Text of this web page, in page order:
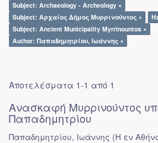
Subject: Archaeology - Archeology ×
Subject: Αρχαίος Δήμος Μυρρινούντος ×
Subject: Ancient Municipality Myrrinountos ×
Author: Παπαδημητρίου, Ιωάννης ×
Αποτελέσματα 1-1 από 1
Ανασκαφή Μυρρινούντος
Παπαδημητρίου
Παπαδημητρίου, Ιωάννης (Η εν